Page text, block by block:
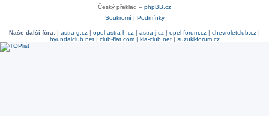
Český překlad – phpBB.cz
Soukromí| Podmínky
Naše další fóra: | astra-g.cz | opel-astra-h.cz | astra-j.cz | opel-forum.cz | chevroletclub.cz |
hyundaiclub.net| club-fiat.com| kia-club.net| suzuki-forum.cz